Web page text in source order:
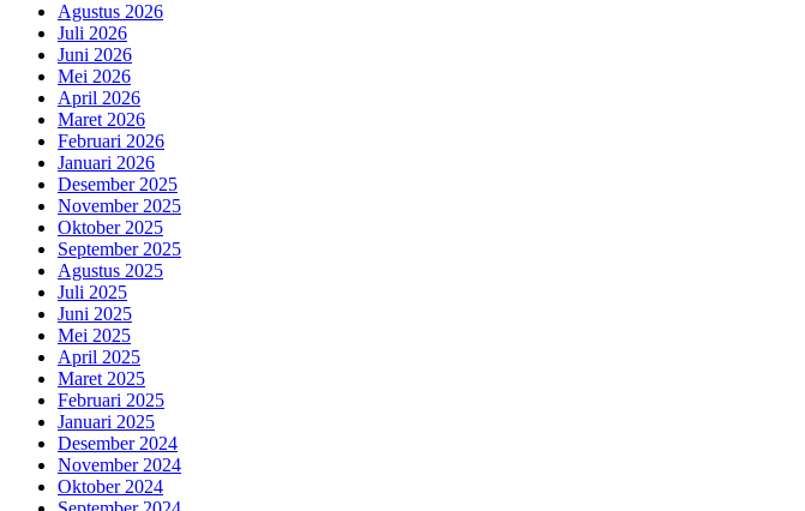
Agustus 2026
Juli 2026
Juni 2026
Mei 2026
April 2026
Maret 2026
Februari 2026
Januari 2026
Desember 2025
November 2025
Oktober 2025
September 2025
Agustus 2025
Juli 2025
Juni 2025
Mei 2025
April 2025
Maret 2025
Februari 2025
Januari 2025
Desember 2024
November 2024
Oktober 2024